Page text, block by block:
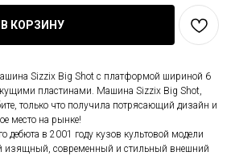
В КОРЗИНУ
Sizzix Big Shot с платформой шириной 6
пластинами. Машина Sizzix Big Shot,
только что получила потрясающий дизайн и
место на рынке!
дебюта в 2001 году кузов культовой модели
изящный, современный и стильный внешний